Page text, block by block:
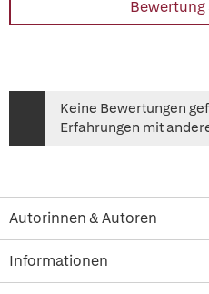
Keine Bewertungen
Erfahrungen mit
Autorinnen & Autoren
Informationen